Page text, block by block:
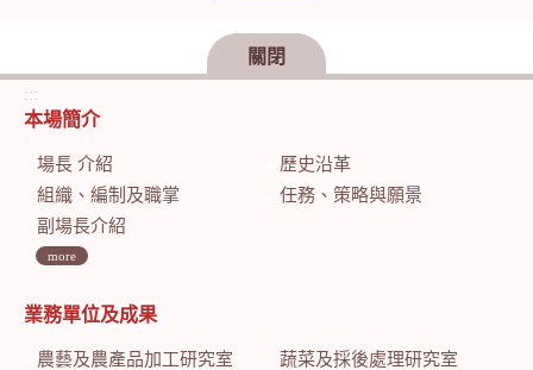
關閉
:::
本場簡介
場長 介紹
歷史沿革
組織、編制及職掌
任務、策略與願景
副場長介紹
more
業務單位及成果
農藝及農產品加工研究室
蔬菜及採後處理研究室